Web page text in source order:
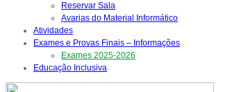
Reservar Sala
Avarias do Material Informático
Atividades
Exames e Provas Finais – Informações
Exames 2025-2026
Educação Inclusiva